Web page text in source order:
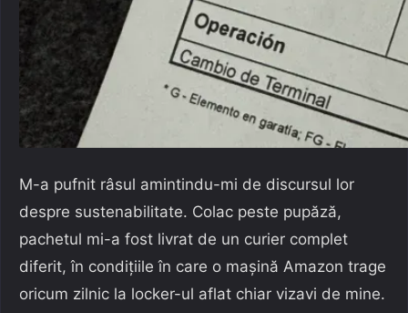
M-a pufnit râsul amintindu-mi de discursul lor
despre sustenabilitate. Colac peste pupăză,
pachetul mi-a fost livrat de un curier complet
diferit, în condițiile în care o mașină Amazon trage
oricum zilnic la locker-ul aflat chiar vizavi de mine.